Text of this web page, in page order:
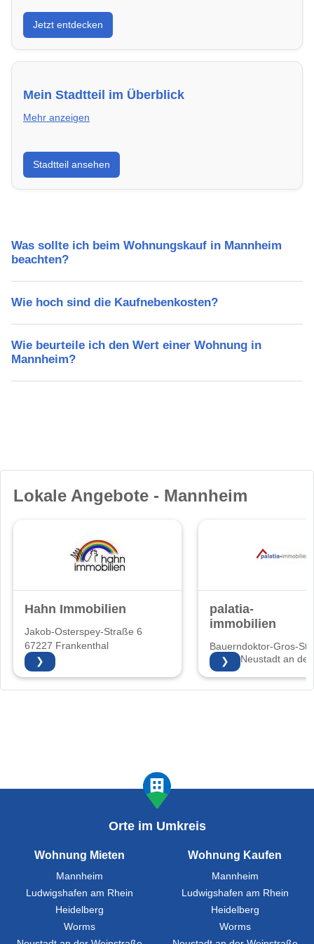
Entdecke Neubauprojekte in Mannheim – modern,
energieeffizient und sofort bezugsfertig.
Jetzt entdecken
Mein Stadtteil im Überblick
Mehr anzeigen
Erfahre mehr über deinen Stadtteil in Mannheim:
Lebensqualität, Verkehrsanbindung, Schulen,
Freizeitmöglichkeiten und Mietpreise.
Stadtteil ansehen
Was sollte ich beim Wohnungskauf in Mannheim
beachten?
Wie hoch sind die Kaufnebenkosten?
Wie beurteile ich den Wert einer Wohnung in
Mannheim?
Lokale Angebote - Mannheim
Hahn Immobilien
Jakob-Osterspey-Straße 6
67227 Frankenthal
❯
palatia-
immobilien
Bauerndoktor-Gros-
67435 Neustadt an der
Weinstraße
❯
Orte im Umkreis
Wohnung Mieten
Mannheim
Ludwigshafen am Rhein
Heidelberg
Worms
Wohnung Kaufen
Mannheim
Ludwigshafen am Rhein
Heidelberg
Worms